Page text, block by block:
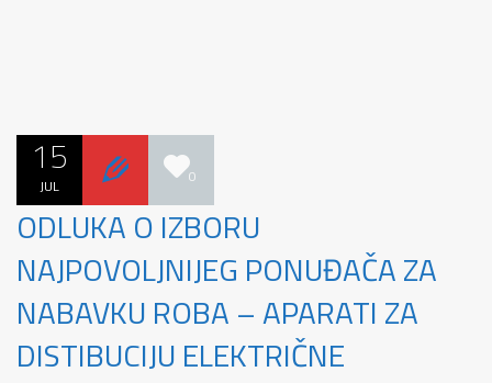
15
JUL 0
ODLUKA O IZBORU
NAJPOVOLJNIJEG PONUĐAČA ZA
NABAVKU ROBA – APARATI ZA
DISTIBUCIJU ELEKTRIČNE